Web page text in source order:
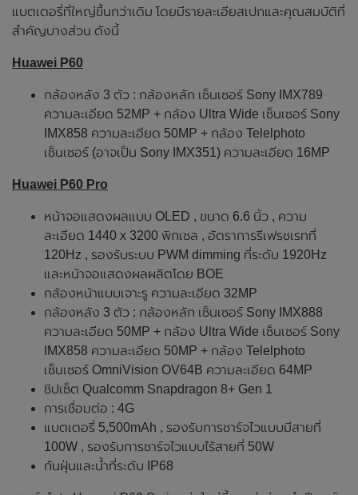
แบตเตอรี่ที่ใหญ่ขึ้นกว่าเดิม โดยมีรายละเอียสเปกและคุณสมบัติที่
สำคัญบางส่วน ดังนี้
Huawei P60
กล้องหลัง 3 ตัว : กล้องหลัก เซ็นเซอร์ Sony IMX789
ความละเอียด 52MP + กล้อง Ultra Wide เซ็นเซอร์ Sony
IMX858 ความละเอียด 50MP + กล้อง Telelphoto
เซ็นเซอร์ (อาจเป็น Sony IMX351) ความละเอียด 16MP
Huawei P60 Pro
หน้าจอแสดงผลแบบ OLED , ขนาด 6.6 นิ้ว , ความ
ละเอียด 1440 x 3200 พิกเซล , อัตราการรีเฟรชเรทที่
120Hz , รองรับระบบ PWM dimming ที่ระดับ 1920Hz
และหน้าจอแสดงผลผลิตโดย BOE
กล้องหน้าแบบเจาะรู ความละเอียด 32MP
กล้องหลัง 3 ตัว : กล้องหลัก เซ็นเซอร์ Sony IMX888
ความละเอียด 50MP + กล้อง Ultra Wide เซ็นเซอร์ Sony
IMX858 ความละเอียด 50MP + กล้อง Telelphoto
เซ็นเซอร์ OmniVision OV64B ความละเอียด 64MP
ชิปเซ็ต Qualcomm Snapdragon 8+ Gen 1
การเชื่อมต่อ : 4G
แบตเตอรี่ 5,500mAh , รองรับการชาร์จไวแบบมีสายที่
100W , รองรับการชาร์จไวแบบไร้สายที่ 50W
กันฝุ่นและน้ำที่ระดับ IP68